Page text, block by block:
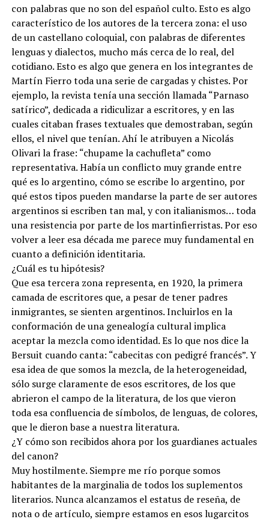
con palabras que no son del español culto. Esto es algo
característico de los autores de la tercera zona: el uso
de un castellano coloquial, con palabras de diferentes
lenguas y dialectos, mucho más cerca de lo real, del
cotidiano. Esto es algo que genera en los integrantes de
Martín Fierro toda una serie de cargadas y chistes. Por
ejemplo, la revista tenía una sección llamada “Parnaso
satírico”, dedicada a ridiculizar a escritores, y en las
cuales citaban frases textuales que demostraban, según
ellos, el nivel que tenían. Ahí le atribuyen a Nicolás
Olivari la frase: “chupame la cachufleta” como
representativa. Había un conflicto muy grande entre
qué es lo argentino, cómo se escribe lo argentino, por
qué estos tipos pueden mandarse la parte de ser autores
argentinos si escriben tan mal, y con italianismos… toda
una resistencia por parte de los martinfierristas. Por eso
volver a leer esa década me parece muy fundamental en
cuanto a definición identitaria.
¿Cuál es tu hipótesis?
Que esa tercera zona representa, en 1920, la primera
camada de escritores que, a pesar de tener padres
inmigrantes, se sienten argentinos. Incluirlos en la
conformación de una genealogía cultural implica
aceptar la mezcla como identidad. Es lo que nos dice la
Bersuit cuando canta: “cabecitas con pedigré francés”. Y
esa idea de que somos la mezcla, de la heterogeneidad,
sólo surge claramente de esos escritores, de los que
abrieron el campo de la literatura, de los que vieron
toda esa confluencia de símbolos, de lenguas, de colores,
que le dieron base a nuestra literatura.
¿Y cómo son recibidos ahora por los guardianes actuales
del canon?
Muy hostilmente. Siempre me río porque somos
habitantes de la marginalia de todos los suplementos
literarios. Nunca alcanzamos el estatus de reseña, de
nota o de artículo, siempre estamos en esos lugarcitos